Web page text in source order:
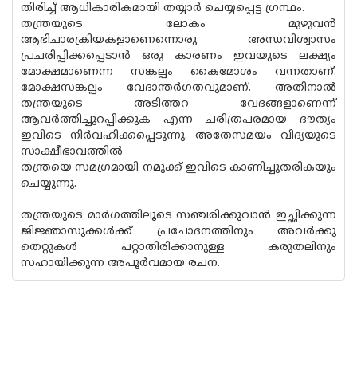
തിരിച്ച് ആധികാരികമായി തയ്യാര്‍ ചെയ്യപ്പെട്ട ഗ്രന്ഥം.
തന്ത്രയുടെ ലോകം മുഴുവന്‍
ആഭിചാരക്രിയകളാണെന്നൊരു അന്ധവിശ്വാസം
പ്രചരിപ്പിക്കപ്പെടാന്‍ ഒരു കാരണം ഇവയുടെ ലക്ഷ്യം
മോക്ഷമാണെന്ന സങ്കല്പം കൈമോശം വന്നതാണ്.
മോക്ഷസങ്കല്പം വേദാന്തര്‍ഗതവുമാണ്. അതിനാല്‍
തന്ത്രയുടെ അടിത്തറ വേദങ്ങളാണെന്ന്
ആവര്‍ത്തിച്ചുറപ്പിക്കുക എന്ന ചരിത്രപരമായ ദൗത്യം
ഇവിടെ നിര്‍വഹിക്കപ്പെടുന്നു. അതേസമയം വിദ്യയുടെ
സാക്ഷീഭാവത്തില്‍
തന്ത്രയെ സമഗ്രമായി നമുക്ക് ഇവിടെ കാണിച്ചുതരികയും
ചെയ്യുന്നു.
തന്ത്രയുടെ മാര്‍ഗത്തിലൂടെ സഞ്ചരിക്കുവാന്‍ ഇച്ഛിക്കുന്ന
ജിജ്ഞാസുക്കള്‍ക്ക് പ്രചോദനത്തിനും അവര്‍ക്കു
തെറ്റുകള്‍ പറ്റാതിരിക്കാനുള്ള കരുതലിനും
സഹായിക്കുന്ന അപൂര്‍വമായ രചന.